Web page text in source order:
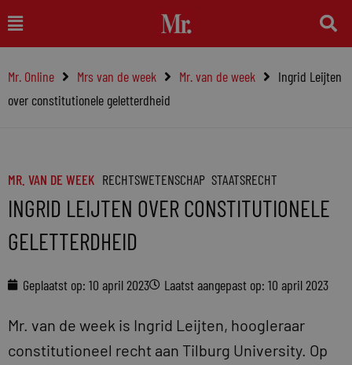
naar
inhoud
Main
Menu
Mr. Online Mrs van de week Mr. van de week
Ingrid Leijten
over constitutionele geletterdheid
MR. VAN DE WEEK RECHTSWETENSCHAP STAATSRECHT
INGRID LEIJTEN OVER CONSTITUTIONELE
GELETTERDHEID
Geplaatst op: 10 april 2023 Laatst aangepast op: 10 april 2023
Mr. van de week is Ingrid Leijten, hoogleraar
constitutioneel recht aan Tilburg University. Op